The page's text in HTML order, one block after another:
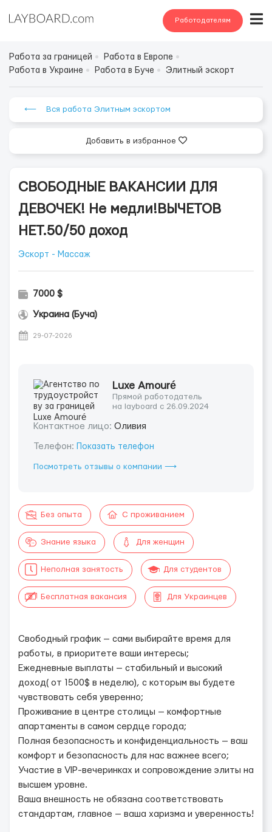
Работодателям
Работа за границей
Работа в Европе
Работа в Украине
Работа в Буче Элитный эскорт
⟵ Вся работа Элитным эскортом
Добавить в избранное
СВОБОДНЫЕ ВАКАНСИИ ДЛЯ
ДЕВОЧЕК! Не медли!ВЫЧЕТОВ
НЕТ.50/50 доход
Эскорт - Массаж
7000 $
Украина (Буча)
29-07-2026
Luxe Amouré
Прямой работодатель
на layboard с 26.09.2024
Контактное лицо: Оливия
Телефон: Показать телефон
Посмотреть отзывы о компании ⟶
Без опыта С проживанием
Знание языка Для женщин
Неполная занятость Для студентов
Бесплатная вакансия Для Украинцев
Свободный график — сами выбирайте время для
работы, в приоритете ваши интересы;
Ежедневные выплаты — стабильный и высокий
доход( от 1500$ в неделю), с которым вы будете
чувствовать себя уверенно;
Проживание в центре столицы — комфортные
апартаменты в самом сердце города;
Полная безопасность и конфиденциальность — ваш
комфорт и безопасность для нас важнее всего;
Участие в VIP-вечеринках и сопровождение элиты на
высшем уровне.
Ваша внешность не обязана соответствовать
стандартам, главное — ваша харизма и уверенность!